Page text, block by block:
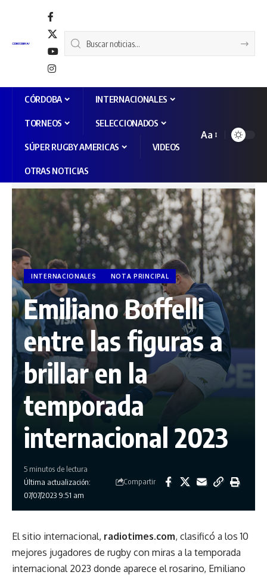
CÓRDOBA INTERNACIONALES
TORNEOS SELECCIONADOS
SÚPER RUGBY AMERICAS VIDEOS
OTRAS NOTICIAS
Aa
INTERNACIONALES NOTA PRINCIPAL
Emiliano Boffelli
entre las figuras a
brillar en la
temporada
internacional 2023
Última actualización:
07/07/2023 9:51 am
5 minutos de lectura
Compartir
El sitio internacional, radiotimes.com, clasificó a los 10
mejores jugadores de rugby con miras a la temporada
internacional 2023 donde aparece el rosarino, Emiliano